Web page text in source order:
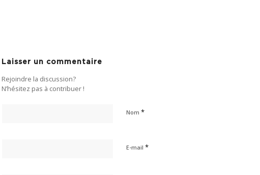
Laisser un commentaire
Rejoindre la discussion?
N’hésitez pas à contribuer !
Nom*
E-mail*